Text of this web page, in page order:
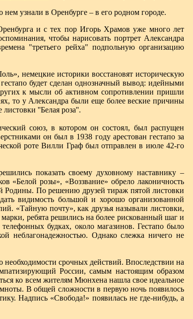
узнали в Оренбурге – в его родном городе.
и с тех пор Игорь Храмов уже много лет
чтобы нарисовать портрет Александра
"третьего рейха" подпольную организацию
немецкие историки восстановят историческую
будет сделан однозначный вывод: идейными
к мысли об активном сопротивлении пришли
то у Александра были еще более веские причины
''Белая роза''.
союз, в котором он состоял, был распущен
он был в 1938 году арестован гестапо за
роте Вилли Граф был отправлен в июле 42-го
показать своему духовному наставнику –
«Белой розы», «Воззвание» обрело лаконичность
Родины. По решению друзей тираж пятой листовки
видимость большой и хорошо организованной
«Тайную почту», как друзья называли листовки,
ребята решились на более рискованный шаг и
будках, около магазинов. Гестапо было
неблагонадежностью. Однако слежка ничего не
срочных действий. Впоследствии на
России, самым настоящим образом
ко всем жителям Мюнхена нашла свое идеальное
В общей сложности в первую ночь появилось
Надпись «Свобода!» появилась не где-нибудь, а